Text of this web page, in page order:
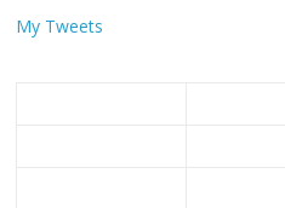
My Tweets